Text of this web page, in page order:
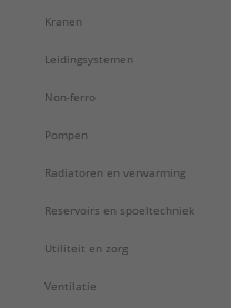
Kranen
Leidingsystemen
Non-ferro
Pompen
Radiatoren en verwarming
Reservoirs en spoeltechniek
Utiliteit en zorg
Ventilatie